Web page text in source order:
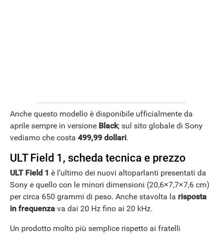
Anche questo modello è disponibile ufficialmente da
aprile sempre in versione Black; sul sito globale di Sony
vediamo che costa 499,99 dollari.
ULT Field 1, scheda tecnica e prezzo
ULT Field 1 è l’ultimo dei nuovi altoparlanti presentati da
Sony e quello con le minori dimensioni (20,6×7,7×7,6 cm)
per circa 650 grammi di peso. Anche stavolta la risposta
in frequenza va dai 20 Hz fino ai 20 kHz.
Un prodotto molto più semplice rispetto ai fratelli